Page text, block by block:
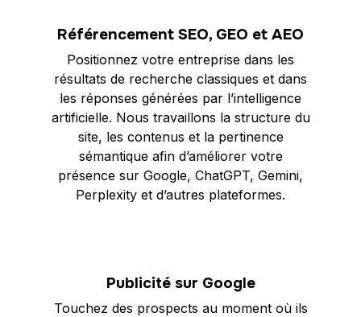
Référencement SEO, GEO et AEO
Positionnez votre entreprise dans les
résultats de recherche classiques et dans
les réponses générées par l’intelligence
artificielle. Nous travaillons la structure du
site, les contenus et la pertinence
sémantique afin d’améliorer votre
présence sur Google, ChatGPT, Gemini,
Perplexity et d’autres plateformes.
Publicité sur Google
Touchez des prospects au moment où ils